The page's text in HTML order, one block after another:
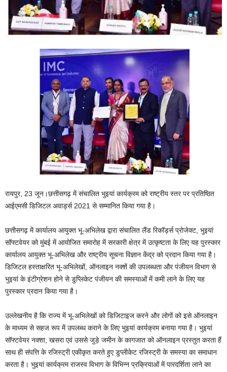
रायपुर, 23 जून।छत्तीसगढ़ में संचालित भुइयां कार्यक्रम को राष्ट्रीय स्तर पर प्रतिष्ठित
आईएमसी डिजिटल अवार्ड्स 2021 से सम्मानित किया गया है।
छत्तीसगढ़ में कार्यालय आयुक्त भू-अभिलेख द्वारा संचालित लैंड रिकॉर्ड्स प्रोजेक्ट, भुइयां
सॉफ्टवेयर को मुंबई में आयोजित समारोह में सरकारी क्षेत्र में उत्कृष्टता के लिए यह पुरस्कार
कार्यालय आयुक्त भू-अभिलेख और राष्ट्रीय सूचना विज्ञान केंद्र को प्रदान किया गया है।
डिजिटल हस्ताक्षरित भू-अभिलेखों, ऑनलाइन नक्शें की उपलब्धता और पंजीयन विभाग से
भुइयां के इंटीग्रेशन होने से डुप्लिकेट पंजीयन की समस्याओं में कमी लाने के लिए यह
पुरस्कार प्रदान किया गया है।
उल्लेखनीय है कि राज्य में भू-अभिलेखों को डिजिटाइज करने और लोगों को इसे ऑनलाइन
के माध्यम से सहज रूप में उपलब्ध कराने के लिए भुइयां कार्यक्रम बनाया गया है। भुइयां
सॉफ्टवेयर नक्शा, खसरा एवं उससे जुड़े जमीन के कागजात को ऑनलाइन प्रस्तुत करता हैं
साथ ही संपत्ति के रजिस्ट्री एकीकृत करते हुए डुप्लीकेट रजिस्ट्री के समस्या का समाधान
करता है। भुइयां कार्यक्रम राजस्व विभाग के विभिन्न प्रक्रियाओं में पारदर्शिता लाने का